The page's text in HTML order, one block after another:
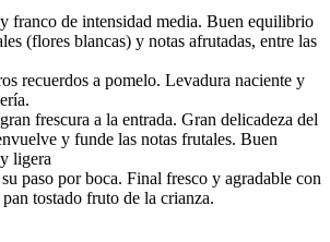
franco de intensidad media. Buen equilibrio
(flores blancas) y notas afrutadas, entre las
recuerdos a pomelo. Levadura naciente y
frescura a la entrada. Gran delicadeza del
y funde las notas frutales. Buen
ligera
paso por boca. Final fresco y agradable con
tostado fruto de la crianza.